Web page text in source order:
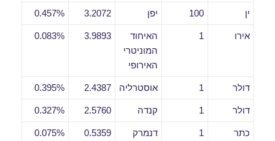
ין 100 יפן 3.2072
0.457%
אירו 1
האיחוד
המוניטרי
האירופי
3.9893
0.083%
דולר 1 אוסטרליה 2.4387
0.395%
דולר 1 קנדה 2.5760
0.327%
כתר 1 דנמרק 0.5359
0.075%